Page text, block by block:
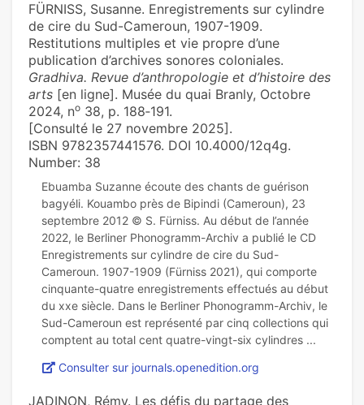
FÜRNISS, Susanne. Enregistrements sur cylindre
de cire du Sud-Cameroun, 1907-1909.
Restitutions multiples et vie propre d’une
publication d’archives sonores coloniales.
Gradhiva. Revue d’anthropologie et d’histoire des
arts [en ligne]. Musée du quai Branly, Octobre
2024, no 38, p. 188‑191.
[Consulté le 27 novembre 2025].
ISBN 9782357441576. DOI 10.4000/12q4g.
Number: 38
Ebuamba Suzanne écoute des chants de guérison
bagyéli. Kouambo près de Bipindi (Cameroun), 23
septembre 2012 © S. Fürniss. Au début de l’année
2022, le Berliner Phonogramm-Archiv a publié le CD
Enregistrements sur cylindre de cire du Sud-
Cameroun. 1907-1909 (Fürniss 2021), qui comporte
cinquante-quatre enregistrements effectués au début
du xxe siècle. Dans le Berliner Phonogramm-Archiv, le
Sud-Cameroun est représenté par cinq collections qui
Consulter sur journals.openedition.org
JADINON, Rémy. Les défis du partage des